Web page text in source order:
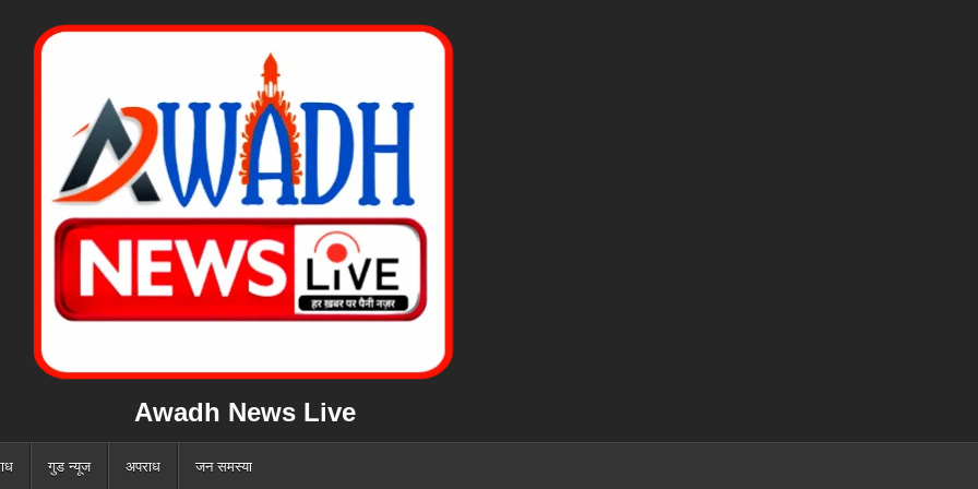
Awadh News Live
गुड न्यूज अपराध जन समस्या